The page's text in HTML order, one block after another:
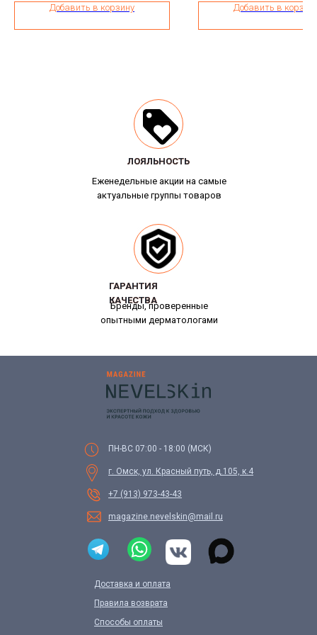
Добавить в корзину Добавить в
Еженедельные акции на самые
актуальные группы товаров
ЛОЯЛЬНОСТЬ
ЛОЯЛЬНОСТЬ
Бренды, проверенные
опытными дерматологами
ГАРАНТИЯ
КАЧЕСТВА
ГАРАНТИЯ
КАЧЕСТВА
г. Омск, ул. Красный путь, д.105, к.4
+7 (913) 973-43-43
magazine.nevelskin@mail.ru
Способы оплаты
Доставка и оплата
Правила возврата
ПН-ВС 07:00 - 18:00 (МСК)